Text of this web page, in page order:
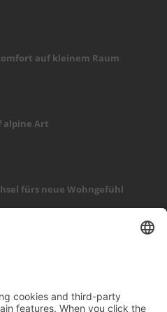
auf kleinem Raum
alpine Art
fürs neue Wohngefühl
fliesen entfeuchtung